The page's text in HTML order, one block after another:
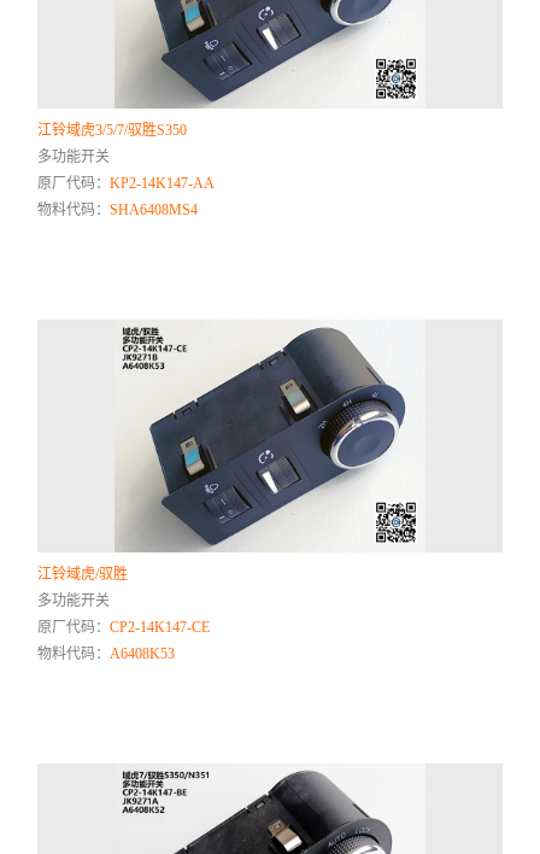
江铃域虎3/5/7/驭胜S350
多功能开关
原厂代码：KP2-14K147-AA
物料代码：SHA6408MS4
江铃域虎/驭胜
多功能开关
原厂代码：CP2-14K147-CE
物料代码：A6408K53